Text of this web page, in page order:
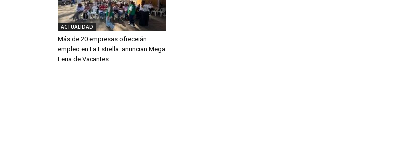
ACTUALIDAD
Más de 20 empresas ofrecerán
empleo en La Estrella: anuncian Mega
Feria de Vacantes